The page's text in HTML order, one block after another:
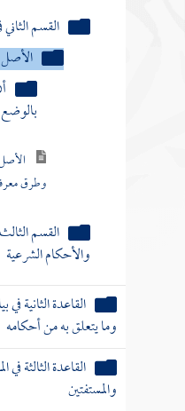
القسم
وطرق
القسم
والأحكام الشرعية
القاعدة الثانية
وما يتعلق به من أحكامه
القاعدة الثالثة
والمستفتين